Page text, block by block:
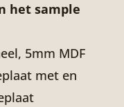
het sample
5mm MDF
met en